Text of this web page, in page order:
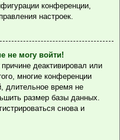
конференции,
настроек.
не могу войти!
деактивировал или
многие конференции
длительное время не
размер базы данных.
снова и